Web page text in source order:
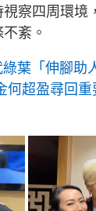
察四周環境
紊。
葉「伸腳助
何超盈尋回